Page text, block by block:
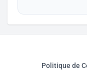
Politique de